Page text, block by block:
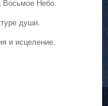
Восьмое Небо.
души.
и исцеление.